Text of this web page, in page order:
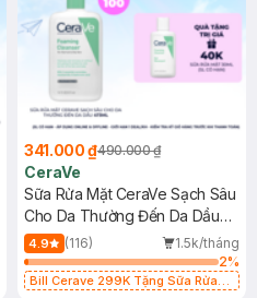
341.000 ₫490.000 ₫
CeraVe
Sữa Rửa Mặt CeraVe Sạch Sâu
Cho Da Thường Đến Da Dầu
473ml
4.9 (116)
1.5k/tháng
2%
Bill Cerave 299K Tặng Sữa Rửa